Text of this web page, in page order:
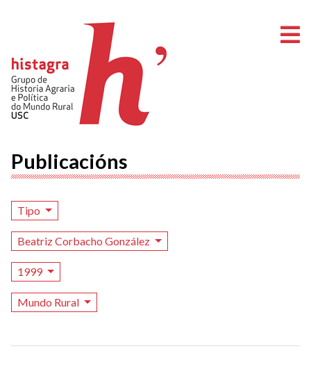
Publicacións
Tipo
Beatriz Corbacho González
1999
Mundo Rural